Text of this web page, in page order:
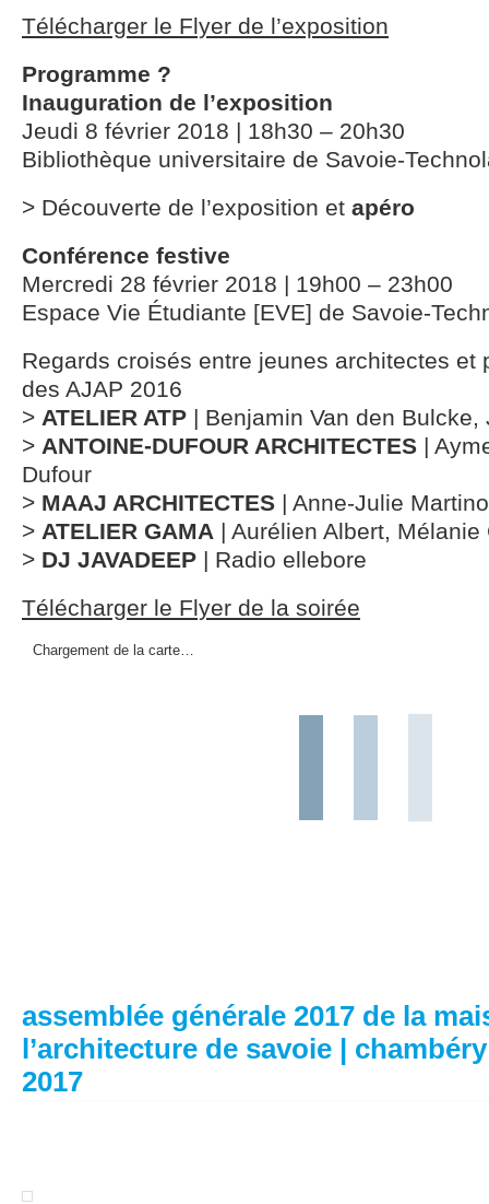
Télécharger le Flyer de l’exposition
Programme ?
Inauguration de l’exposition
Jeudi 8 février 2018 | 18h30 – 20h30
Bibliothèque universitaire de Savoie-
> Découverte de l’exposition et apéro
Conférence festive
Mercredi 28 février 2018 | 19h00 – 23h00
Espace Vie Étudiante [EVE] de Savoie-
Regards croisés entre jeunes architectes et
des AJAP 2016
> ATELIER ATP | Benjamin Van den Bulcke,
> ANTOINE-DUFOUR ARCHITECTES |
Dufour
> MAAJ ARCHITECTES | Anne-Julie
> ATELIER GAMA | Aurélien Albert, Mélanie
> DJ JAVADEEP | Radio ellebore
Télécharger le Flyer de la soirée
Chargement de la carte…
assemblée générale 2017 de la
l’architecture de savoie |
2017